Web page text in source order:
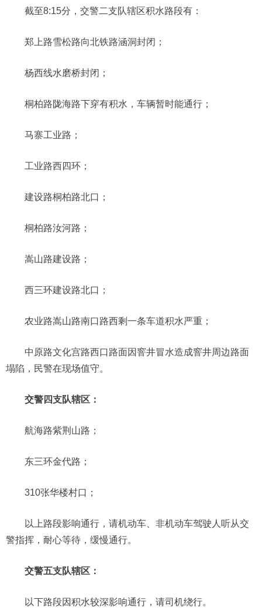
截至8:15分，交警二支队辖区积水路段有：
郑上路雪松路向北铁路涵洞封闭；
杨西线水磨桥封闭；
桐柏路陇海路下穿有积水，车辆暂时能通行；
马寨工业路；
工业路西四环；
建设路桐柏路北口；
桐柏路汝河路；
嵩山路建设路；
西三环建设路北口；
农业路嵩山路南口路西剩一条车道积水严重；
中原路文化宫路西口路面因窨井冒水造成窨井周边路面
塌陷，民警在现场值守。
交警四支队辖区：
航海路紫荆山路；
东三环金代路；
310张华楼村口；
以上路段影响通行，请机动车、非机动车驾驶人听从交
警指挥，耐心等待，缓慢通行。
交警五支队辖区：
以下路段因积水较深影响通行，请司机绕行。